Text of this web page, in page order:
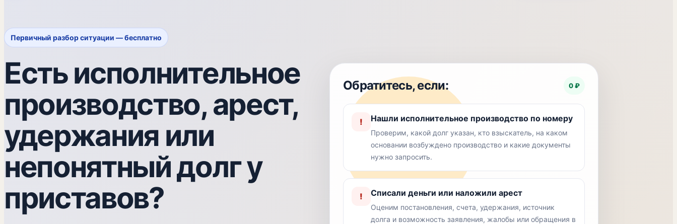
Первичный разбор ситуации — бесплатно
Есть исполнительное
производство, арест,
удержания или
непонятный долг у
приставов?
Обратитесь, если: 0 ₽
! Нашли исполнительное производство по номеру
Проверим, какой долг указан, кто взыскатель, на каком
основании возбуждено производство и какие документы
нужно запросить.
! Списали деньги или наложили арест
Оценим постановления, счета, удержания, источник
долга и возможность заявления, жалобы или обращения в